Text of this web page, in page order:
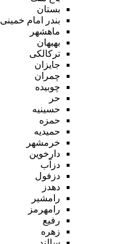
بستان
بندر امام خمینی
ماهشهر
بهبهان
ترکالکی
جایزان
چمران
چوبیده
حر
حسینیه
حمزه
حمیدیه
خرمشهر
دارخوین
دزآب
دزفول
دهدز
رامشیر
رامهرمز
رفیع
زهره